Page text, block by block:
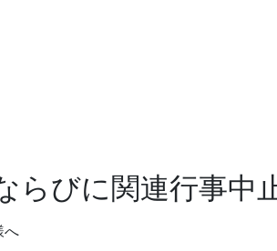
らびに関連行事中
へ